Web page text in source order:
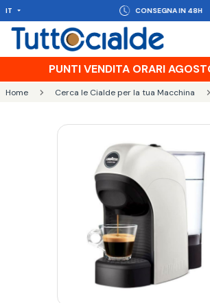
IT CONSEGNA IN 48H
PUNTI VENDITA ORARI
Home Cerca le Cialde per la tua Macchina